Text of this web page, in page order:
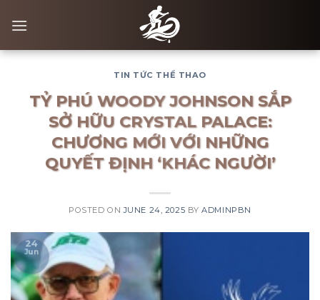
TIN TỨC THỂ THAO
TỶ PHÚ WOODY JOHNSON SẮP
SỞ HỮU CRYSTAL PALACE:
CHƯƠNG MỚI VỚI NHỮNG
QUYẾT ĐỊNH ‘KHÁC NGƯỜI’
POSTED ONJUNE 24, 2025 BYADMINPBN
24
Jun